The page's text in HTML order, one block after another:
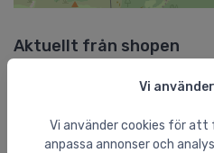
Vi
Vi använder cookies för
anpassa annonser och
Aktuellt från shopen